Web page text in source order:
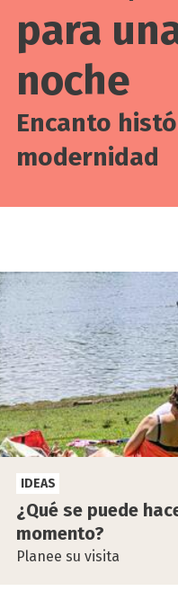
para
noche
Encanto
modernidad
¿Qué se pue­de
momen­to?
Planee su visita
IDEAS